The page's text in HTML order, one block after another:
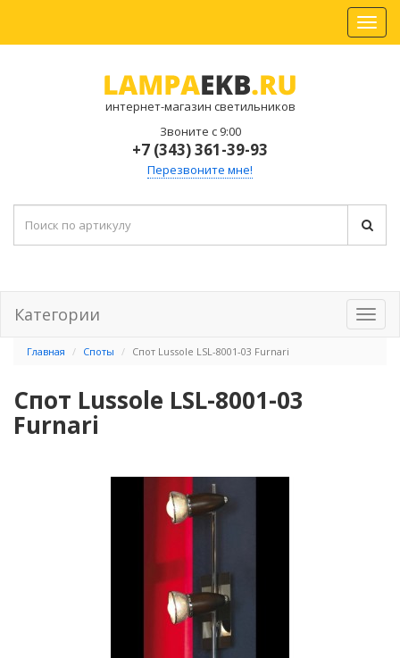
интернет-магазин светильников
Звоните с 9:00
+7 (343) 361-39-93
Перезвоните мне!
Категории
Главная Споты Спот Lussole LSL-8001-03 Furnari
Спот Lussole LSL-8001-03
Furnari